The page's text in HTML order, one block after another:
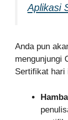
Aplikasi
Anda pun
mengunjungi
Sertifikat hari